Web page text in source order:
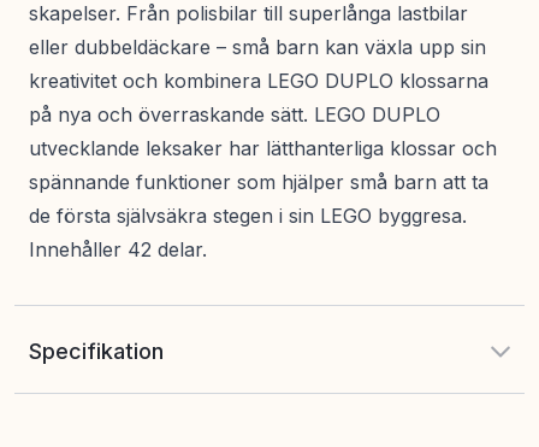
skapelser. Från polisbilar till superlånga lastbilar
eller dubbeldäckare – små barn kan växla upp sin
kreativitet och kombinera LEGO DUPLO klossarna
på nya och överraskande sätt. LEGO DUPLO
utvecklande leksaker har lätthanterliga klossar och
spännande funktioner som hjälper små barn att ta
de första självsäkra stegen i sin LEGO byggresa.
Innehåller 42 delar.
Specifikation